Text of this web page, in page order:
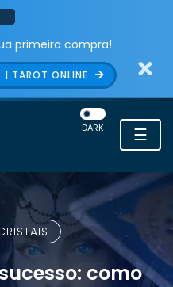
primeira compra!
| TAROT ONLINE
☰
DARK
como